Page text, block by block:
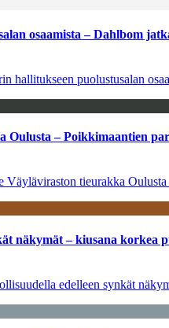
osaamista – Dahlbom
hallitukseen puolustusalan
Oulusta – Poikkimaantien
tieurakka
näkymät – kiusana korkea
edelleen synkät